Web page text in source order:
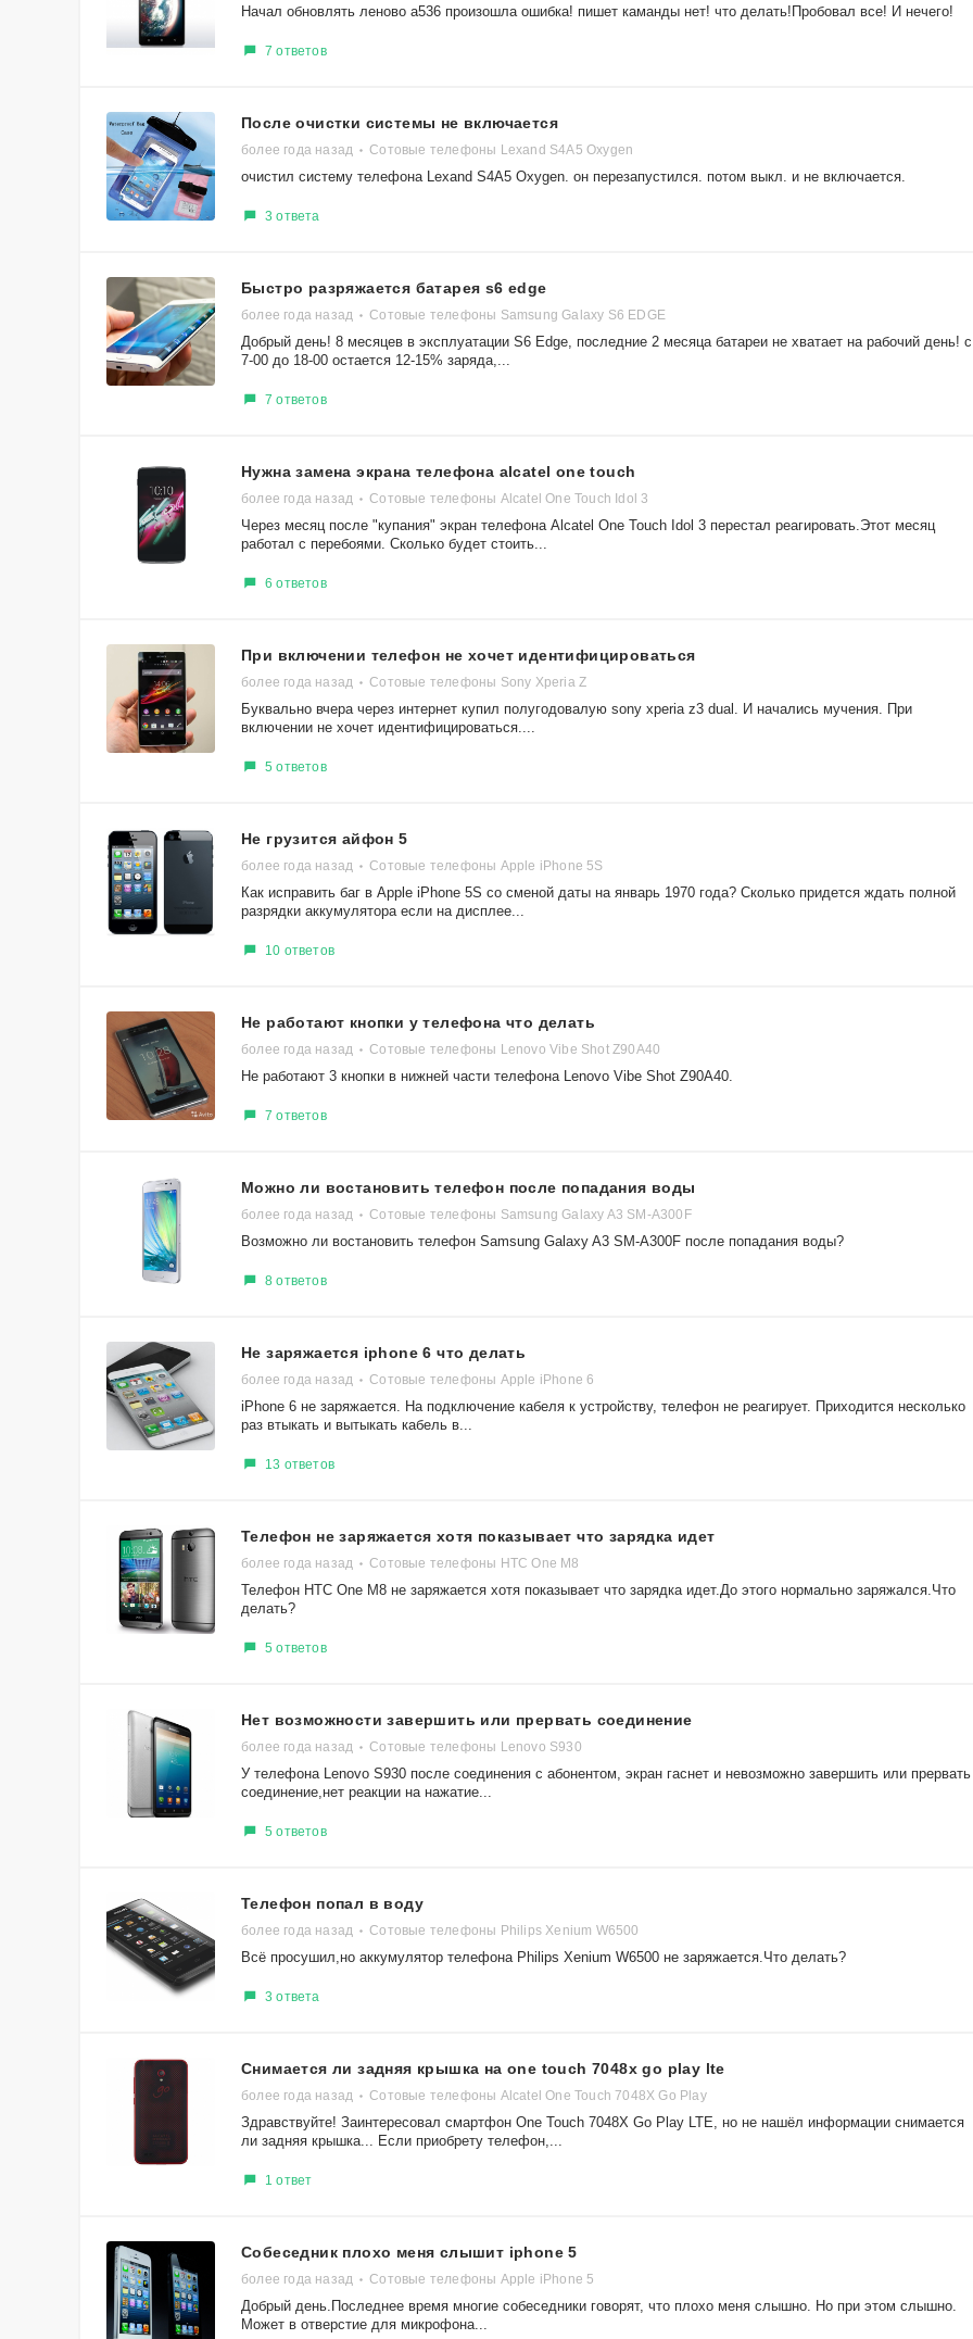
Начал обновлять леново а536 произошла ошибка! пишет каманды нет! что делать!Пробовал все! И нечего!
7 ответов
После очистки системы не включается
более года назад Сотовые телефоны Lexand S4A5 Oxygen
очистил систему телефона Lexand S4A5 Oxygen. он перезапустился. потом выкл. и не включается.
3 ответа
Быстро разряжается батарея s6 edge
более года назад Сотовые телефоны Samsung Galaxy S6 EDGE
Добрый день! 8 месяцев в эксплуатации S6 Edge, последние 2 месяца батареи не хватает на рабочий день! с
7-00 до 18-00 остается 12-15% заряда,...
7 ответов
Нужна замена экрана телефона alcatel one touch
более года назад Сотовые телефоны Alcatel One Touch Idol 3
Через месяц после "купания" экран телефона Alcatel One Touch Idol 3 перестал реагировать.Этот месяц
работал с перебоями. Сколько будет стоить...
6 ответов
При включении телефон не хочет идентифицироваться
более года назад Сотовые телефоны Sony Xperia Z
Буквально вчера через интернет купил полугодовалую sony xperia z3 dual. И начались мучения. При
включении не хочет идентифицироваться....
5 ответов
Не грузится айфон 5
более года назад Сотовые телефоны Apple iPhone 5S
Как исправить баг в Apple iPhone 5S со сменой даты на январь 1970 года? Сколько придется ждать полной
разрядки аккумулятора если на дисплее...
10 ответов
Не работают кнопки у телефона что делать
более года назад Сотовые телефоны Lenovo Vibe Shot Z90A40
Не работают 3 кнопки в нижней части телефона Lenovo Vibe Shot Z90A40.
7 ответов
Можно ли востановить телефон после попадания воды
более года назад Сотовые телефоны Samsung Galaxy A3 SM-A300F
Возможно ли востановить телефон Samsung Galaxy A3 SM-A300F после попадания воды?
8 ответов
Не заряжается iphone 6 что делать
более года назад Сотовые телефоны Apple iPhone 6
iPhone 6 не заряжается. На подключение кабеля к устройству, телефон не реагирует. Приходится несколько
раз втыкать и вытыкать кабель в...
13 ответов
Телефон не заряжается хотя показывает что зарядка идет
более года назад Сотовые телефоны HTC One M8
Телефон HTC One M8 не заряжается хотя показывает что зарядка идет.До этого нормально заряжался.Что
делать?
5 ответов
Нет возможности завершить или прервать соединение
более года назад Сотовые телефоны Lenovo S930
У телефона Lenovo S930 после соединения с абонентом, экран гаснет и невозможно завершить или прервать
соединение,нет реакции на нажатие...
5 ответов
Телефон попал в воду
более года назад Сотовые телефоны Philips Xenium W6500
Всё просушил,но аккумулятор телефона Philips Xenium W6500 не заряжается.Что делать?
3 ответа
Снимается ли задняя крышка на one touch 7048x go play lte
более года назад Сотовые телефоны Alcatel One Touch 7048X Go Play
Здравствуйте! Заинтересовал смартфон One Touch 7048X Go Play LTE, но не нашёл информации снимается
ли задняя крышка... Если приобрету телефон,...
1 ответ
Собеседник плохо меня слышит iphone 5
более года назад Сотовые телефоны Apple iPhone 5
Добрый день.Последнее время многие собеседники говорят, что плохо меня слышно. Но при этом слышно.
Может в отверстие для микрофона...